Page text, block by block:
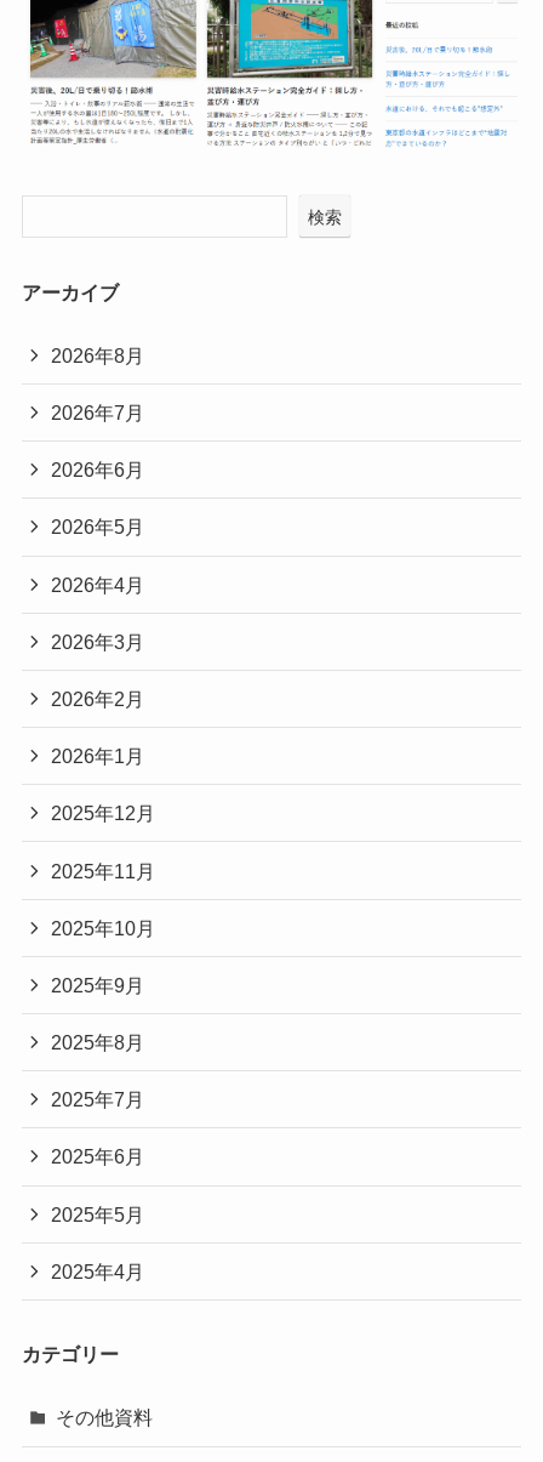
検索
アーカイブ
2026年8月
2026年7月
2026年6月
2026年5月
2026年4月
2026年3月
2026年2月
2026年1月
2025年12月
2025年11月
2025年10月
2025年9月
2025年8月
2025年7月
2025年6月
2025年5月
2025年4月
カテゴリー
その他資料